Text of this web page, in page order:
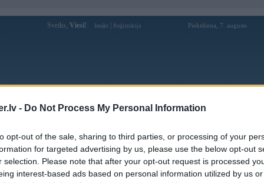
- Do Not Process My Personal Information
opt-out of the sale, sharing to third parties, or processing of your
for targeted advertising by us, please use the below opt-out
selection. Please note that after your opt-out request is processed
interest-based ads based on personal information utilized by us
Sveiks, Viesi! Ienākt Reģistrācija Piektdiena, 7. augusts
Forums Galerijas Reģistrācija Lietotāji
Lietotāja BosseQ profils
Pēdējo reizi manīts: 11. Jan 2014, 12:07
Lietotājvārds:
BosseQ